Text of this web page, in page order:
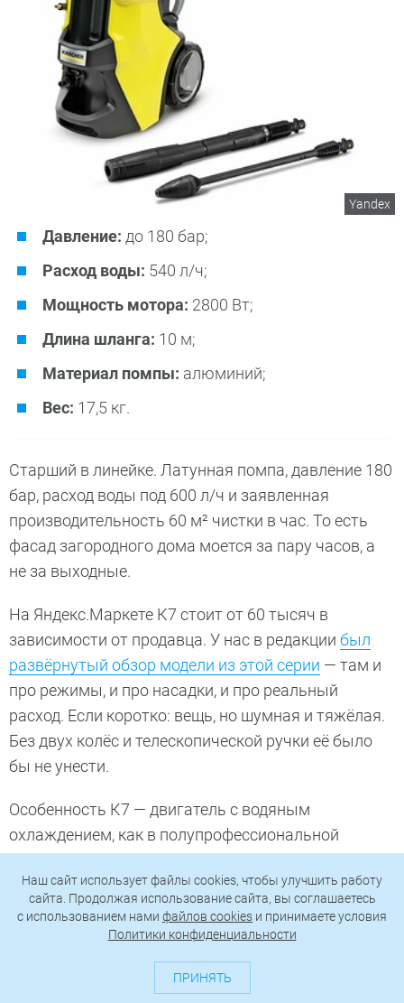
Yandex
Давление: до 180 бар;
Расход воды: 540 л/ч;
Мощность мотора: 2800 Вт;
Длина шланга: 10 м;
Материал помпы: алюминий;
Вес: 17,5 кг.
Старший в линейке. Латунная помпа, давление 180
бар, расход воды под 600 л/ч и заявленная
производительность 60 м² чистки в час. То есть
фасад загородного дома моется за пару часов, а
не за выходные.
На Яндекс.Маркете К7 стоит от 60 тысяч в
зависимости от продавца. У нас в редакции был
развёрнутый обзор модели из этой серии — там и
про режимы, и про насадки, и про реальный
расход. Если коротко: вещь, но шумная и тяжёлая.
Без двух колёс и телескопической ручки её было
бы не унести.
Особенность К7 — двигатель с водяным
охлаждением, как в полупрофессиональной
скажем, когда чистишь забор по периметру
участка. Шланг 10 метров и армированный — не
лопается на морозе и не перекручивается.
Наш сайт использует файлы cookies, чтобы улучшить работу
сайта. Продолжая использование сайта, вы соглашаетесь
c использованием нами файлов cookies и принимаете условия
Политики конфиденциальности
ПРИНЯТЬ